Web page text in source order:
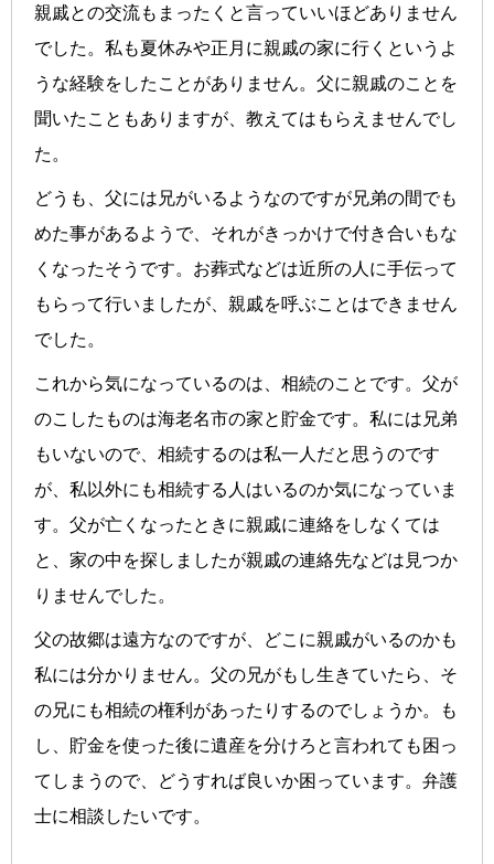
親戚との交流もまったくと言っていいほどありません
でした。私も夏休みや正月に親戚の家に行くというよ
うな経験をしたことがありません。父に親戚のことを
聞いたこともありますが、教えてはもらえませんでし
た。
どうも、父には兄がいるようなのですが兄弟の間でも
めた事があるようで、それがきっかけで付き合いもな
くなったそうです。お葬式などは近所の人に手伝って
もらって行いましたが、親戚を呼ぶことはできません
でした。
これから気になっているのは、相続のことです。父が
のこしたものは海老名市の家と貯金です。私には兄弟
もいないので、相続するのは私一人だと思うのです
が、私以外にも相続する人はいるのか気になっていま
す。父が亡くなったときに親戚に連絡をしなくては
と、家の中を探しましたが親戚の連絡先などは見つか
りませんでした。
父の故郷は遠方なのですが、どこに親戚がいるのかも
私には分かりません。父の兄がもし生きていたら、そ
の兄にも相続の権利があったりするのでしょうか。も
し、貯金を使った後に遺産を分けろと言われても困っ
てしまうので、どうすれば良いか困っています。弁護
士に相談したいです。